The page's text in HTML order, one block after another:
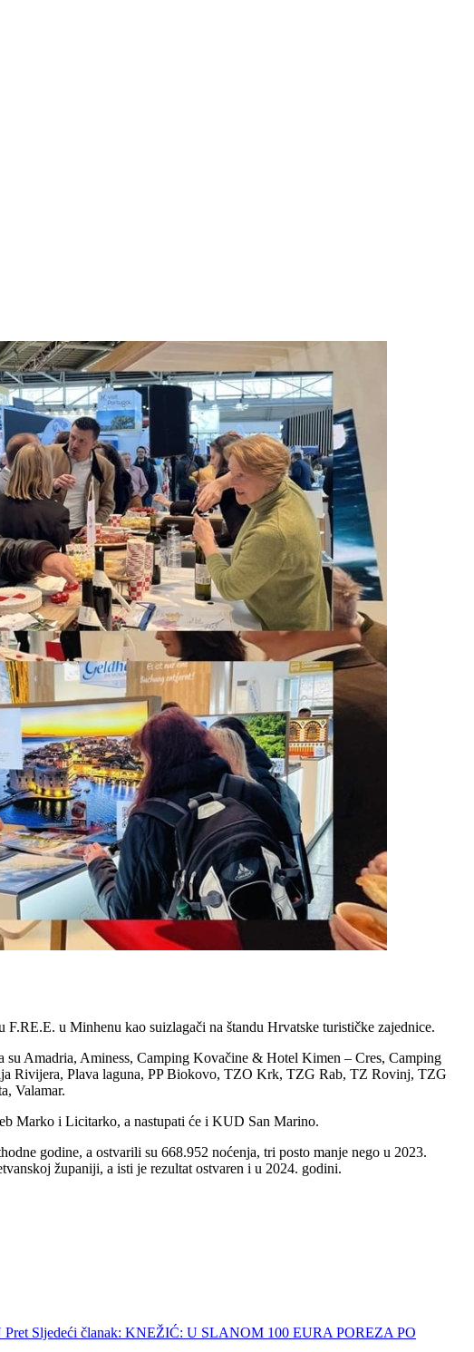
u Minhenu kao suizlagači na štandu Hrvatske turističke zajednice.
Amadria, Aminess, Camping Kovačine & Hotel Kimen – Cres, Camping
Rivijera, Plava laguna, PP Biokovo, TZO Krk, TZG Rab, TZ Rovinj, TZG
Valamar.
Marko i Licitarko, a nastupati će i KUD San Marino.
godine, a ostvarili su 668.952 noćenja, tri posto manje nego u 2023.
županiji, a isti je rezultat ostvaren i u 2024. godini.
Pret Sljedeći članak: KNEŽIĆ: U SLANOM 100 EURA POREZA PO